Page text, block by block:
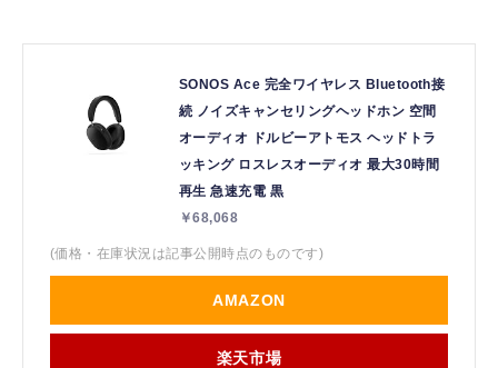
SONOS Ace 完全ワイヤレス Bluetooth接
続 ノイズキャンセリングヘッドホン 空間
オーディオ ドルビーアトモス ヘッドトラ
ッキング ロスレスオーディオ 最大30時間
再生 急速充電 黒
￥68,068
(価格・在庫状況は記事公開時点のものです)
AMAZON
楽天市場